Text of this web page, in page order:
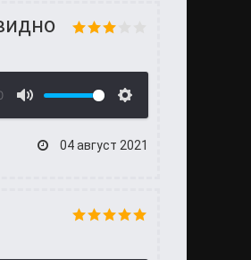
04 август 2021